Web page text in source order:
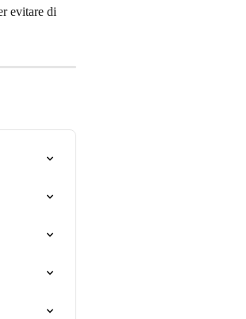
evitare di